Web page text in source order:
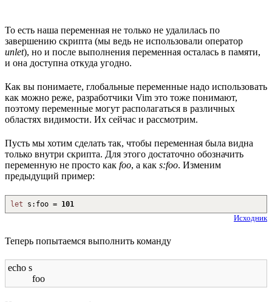
То есть наша переменная не только не удалилась по
завершению скрипта (мы ведь не использовали оператор
unlet), но и после выполнения переменная осталась в памяти,
и она доступна откуда угодно.
Как вы понимаете, глобальные переменные надо использовать
как можно реже, разработчики Vim это тоже понимают,
поэтому переменные могут располагаться в различных
областях видимости. Их сейчас и рассмотрим.
Пусть мы хотим сделать так, чтобы переменная была видна
только внутри скрипта. Для этого достаточно обозначить
переменную не просто как foo, а как s:foo. Изменим
предыдущий пример:
let s : foo = 101
Исходник
Теперь попытаемся выполнить команду
echo s
foo